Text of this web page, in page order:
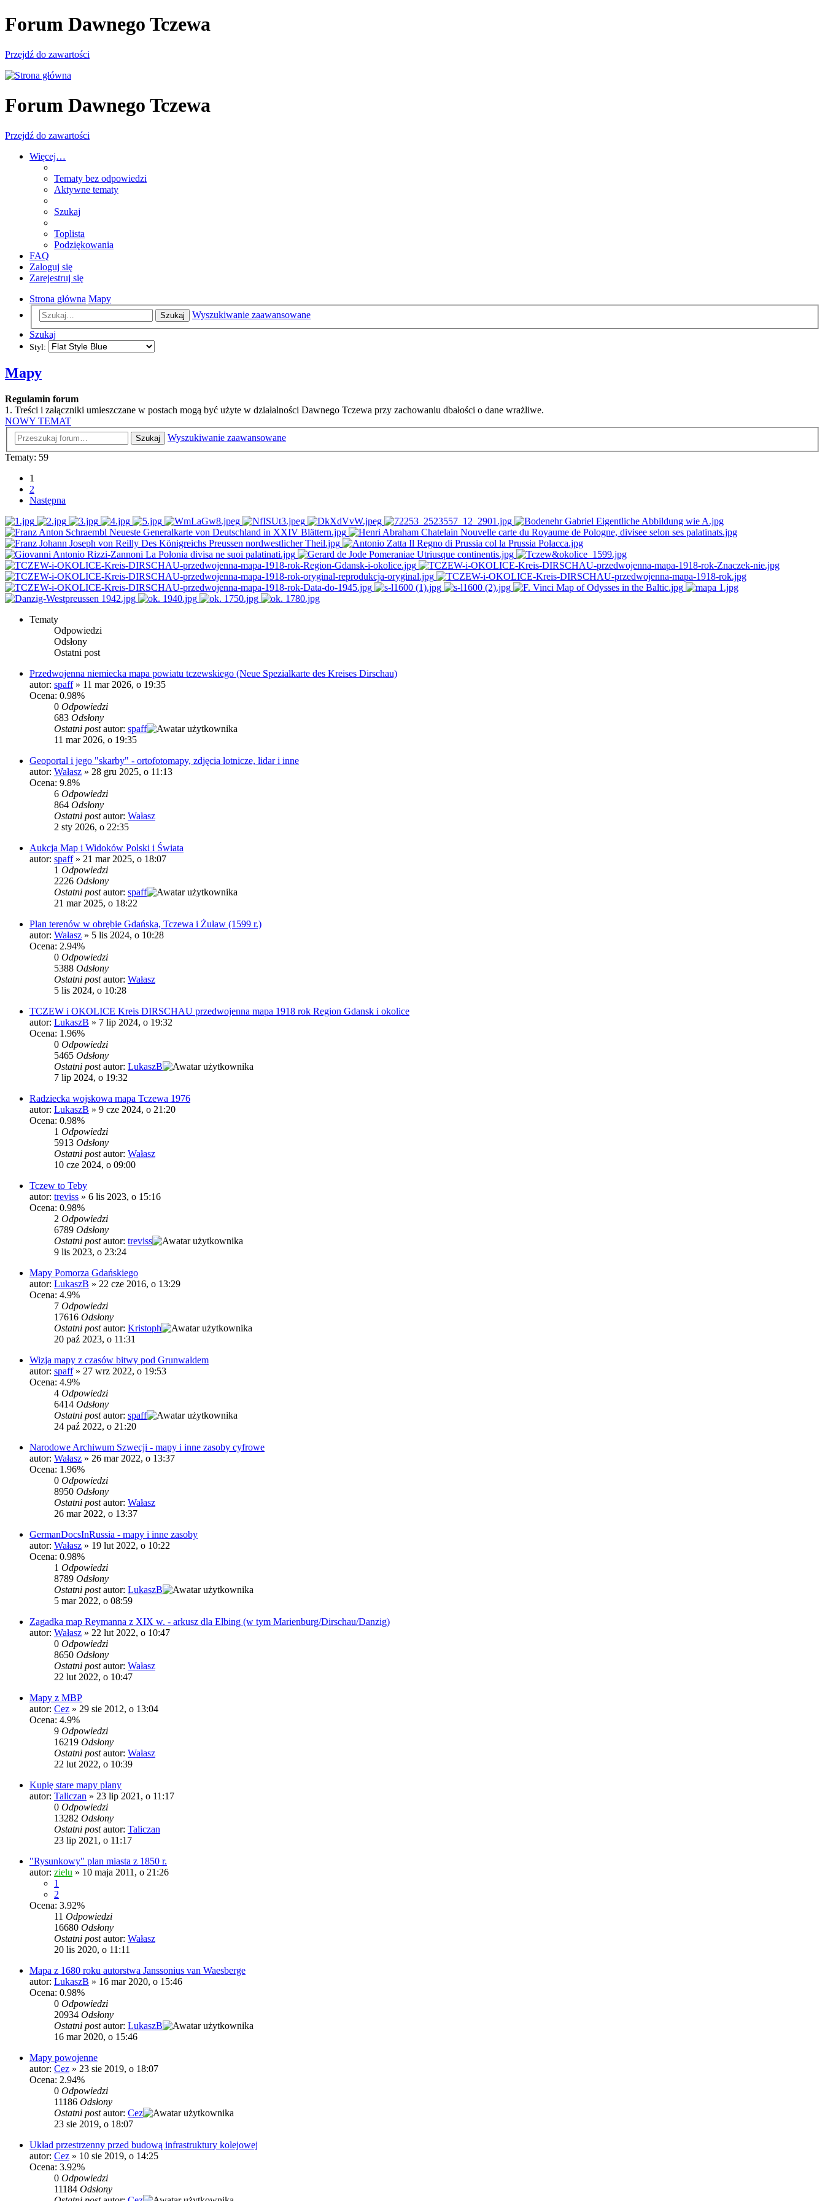
Forum Dawnego Tczewa
Przejdź do zawartości
Forum Dawnego Tczewa
Przejdź do zawartości
Więcej…
Tematy bez odpowiedzi
Aktywne tematy
Szukaj
Toplista
Podziękowania
FAQ
Zaloguj się
Zarejestruj się
Strona główna Mapy
Szukaj
Wyszukiwanie zaawansowane
Szukaj
Styl:
Mapy
Regulamin forum
1. Treści i załączniki umieszczane w postach mogą być użyte w działalności Dawnego Tczewa przy zachowaniu dbałości o dane wrażliwe.
NOWY TEMAT
Szukaj
Wyszukiwanie zaawansowane
Tematy: 59
1
2
Następna
Tematy
Odpowiedzi
Odsłony
Ostatni post
Przedwojenna niemiecka mapa powiatu tczewskiego (Neue Spezialkarte des Kreises Dirschau)
autor: spaff» 11 mar 2026, o 19:35
Ocena: 0.98%
0 Odpowiedzi
683 Odsłony
Ostatni postautor: spaff
11 mar 2026, o 19:35
Geoportal i jego "skarby" - ortofotomapy, zdjęcia lotnicze, lidar i inne
autor: Wałasz » 28 gru 2025, o 11:13
Ocena: 9.8%
6 Odpowiedzi
864 Odsłony
Ostatni postautor: Wałasz
2 sty 2026, o 22:35
Aukcja Map i Widoków Polski i Świata
autor: spaff» 21 mar 2025, o 18:07
1 Odpowiedzi
2226 Odsłony
Ostatni postautor: spaff
21 mar 2025, o 18:22
Plan terenów w obrębie Gdańska, Tczewa i Żuław (1599 r.)
autor: Wałasz » 5 lis 2024, o 10:28
Ocena: 2.94%
0 Odpowiedzi
5388 Odsłony
Ostatni postautor: Wałasz
5 lis 2024, o 10:28
TCZEW i OKOLICE Kreis DIRSCHAU przedwojenna mapa 1918 rok Region Gdansk i okolice
autor: LukaszB » 7 lip 2024, o 19:32
Ocena: 1.96%
0 Odpowiedzi
5465 Odsłony
Ostatni postautor: LukaszB
7 lip 2024, o 19:32
Radziecka wojskowa mapa Tczewa 1976
autor: LukaszB » 9 cze 2024, o 21:20
Ocena: 0.98%
1 Odpowiedzi
5913 Odsłony
Ostatni postautor: Wałasz
10 cze 2024, o 09:00
Tczew to Teby
autor: treviss » 6 lis 2023, o 15:16
Ocena: 0.98%
2 Odpowiedzi
6789 Odsłony
Ostatni postautor: treviss
9 lis 2023, o 23:24
Mapy Pomorza Gdańskiego
autor: LukaszB » 22 cze 2016, o 13:29
Ocena: 4.9%
7 Odpowiedzi
17616 Odsłony
Ostatni postautor: Kristoph
20 paź 2023, o 11:31
Wizja mapy z czasów bitwy pod Grunwaldem
autor: spaff» 27 wrz 2022, o 19:53
Ocena: 4.9%
4 Odpowiedzi
6414 Odsłony
Ostatni postautor: spaff
24 paź 2022, o 21:20
Narodowe Archiwum Szwecji - mapy i inne zasoby cyfrowe
autor: Wałasz » 26 mar 2022, o 13:37
Ocena: 1.96%
0 Odpowiedzi
8950 Odsłony
Ostatni postautor: Wałasz
26 mar 2022, o 13:37
GermanDocsInRussia - mapy i inne zasoby
autor: Wałasz » 19 lut 2022, o 10:22
Ocena: 0.98%
1 Odpowiedzi
8789 Odsłony
Ostatni postautor: LukaszB
5 mar 2022, o 08:59
Zagadka map Reymanna z XIX w. - arkusz dla Elbing (w tym Marienburg/Dirschau/Danzig)
autor: Wałasz » 22 lut 2022, o 10:47
0 Odpowiedzi
8650 Odsłony
Ostatni postautor: Wałasz
22 lut 2022, o 10:47
Mapy z MBP
autor: Cez » 29 sie 2012, o 13:04
Ocena: 4.9%
9 Odpowiedzi
16219 Odsłony
Ostatni postautor: Wałasz
22 lut 2022, o 10:39
Kupię stare mapy plany
autor: Taliczan » 23 lip 2021, o 11:17
0 Odpowiedzi
13282 Odsłony
Ostatni postautor: Taliczan
23 lip 2021, o 11:17
"Rysunkowy" plan miasta z 1850 r.
autor: zielu » 10 maja 2011, o 21:26
1
2
Ocena: 3.92%
11 Odpowiedzi
16680 Odsłony
Ostatni postautor: Wałasz
20 lis 2020, o 11:11
Mapa z 1680 roku autorstwa Janssonius van Waesberge
autor: LukaszB » 16 mar 2020, o 15:46
Ocena: 0.98%
0 Odpowiedzi
20934 Odsłony
Ostatni postautor: LukaszB
16 mar 2020, o 15:46
Mapy powojenne
autor: Cez » 23 sie 2019, o 18:07
Ocena: 2.94%
0 Odpowiedzi
11186 Odsłony
Ostatni postautor: Cez
23 sie 2019, o 18:07
Układ przestrzenny przed budową infrastruktury kolejowej
autor: Cez » 10 sie 2019, o 14:25
Ocena: 3.92%
0 Odpowiedzi
11184 Odsłony